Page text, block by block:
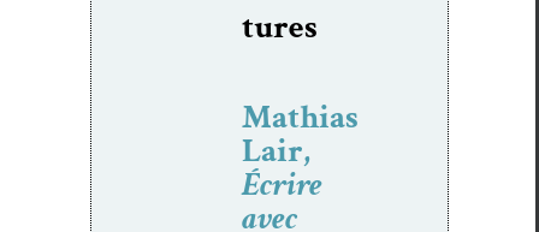
tures
Mathias
Lair,
Écrire
avec